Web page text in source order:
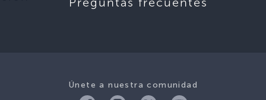
Únete a nuestra comunidad